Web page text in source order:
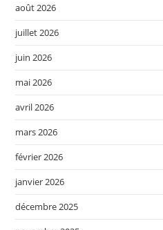
août 2026
juillet 2026
juin 2026
mai 2026
avril 2026
mars 2026
février 2026
janvier 2026
décembre 2025